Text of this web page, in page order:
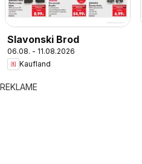
Slavonski Brod
06.08. - 11.08.2026
Kaufland
REKLAME